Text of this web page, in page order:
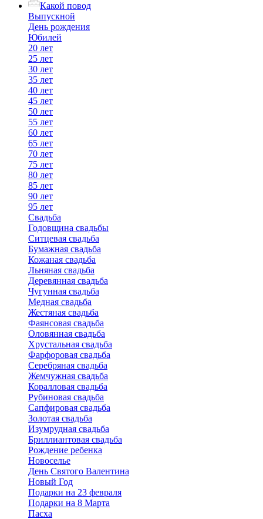
Какой повод
Выпускной
День рождения
Юбилей
20 лет
25 лет
30 лет
35 лет
40 лет
45 лет
50 лет
55 лет
60 лет
65 лет
70 лет
75 лет
80 лет
85 лет
90 лет
95 лет
Свадьба
Годовщина свадьбы
Ситцевая свадьба
Бумажная свадьба
Кожаная свадьба
Льняная свадьба
Деревянная свадьба
Чугунная свадьба
Медная свадьба
Жестяная свадьба
Фаянсовая свадьба
Оловянная свадьба
Хрустальная свадьба
Фарфоровая свадьба
Серебряная свадьба
Жемчужная свадьба
Коралловая свадьба
Рубиновая свадьба
Сапфировая свадьба
Золотая свадьба
Изумрудная свадьба
Бриллиантовая свадьба
Рождение ребенка
Новоселье
День Святого Валентина
Новый Год
Подарки на 23 февраля
Подарки на 8 Марта
Пасха